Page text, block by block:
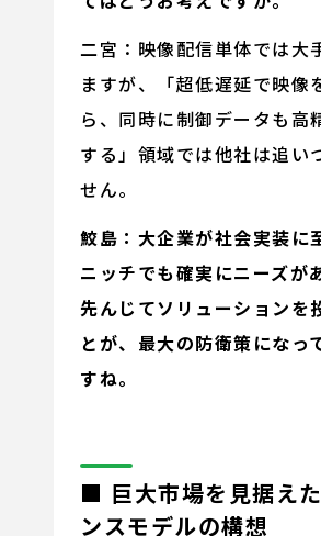
二宮：映像配信単体では大
ますが、「超低遅延で映像
ら、同時に制御データも高
する」領域では他社は追い
せん。
鮫島：大企業が社会実装に
ニッチでも確実にニーズが
先んじてソリューションを
とが、最大の防衛策になっ
すね。
■ 巨大市場を見据え
ンスモデルの構想